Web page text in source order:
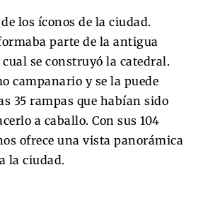
los íconos de la ciudad.
parte de la antigua
se construyó la catedral.
campanario y se la puede
35 rampas que habían sido
a caballo. Con sus 104
ofrece una vista panorámica
la ciudad.